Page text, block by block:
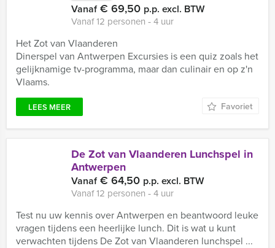
Vanaf€ 69,50 p.p. excl. BTW
Vanaf 12 personen ‐ 4 uur
Het Zot van Vlaanderen
Dinerspel van Antwerpen Excursies is een quiz zoals het
gelijknamige tv-programma, maar dan culinair en op z'n
Vlaams.
LEES MEER Favoriet
De Zot van Vlaanderen Lunchspel in
Antwerpen
Vanaf€ 64,50 p.p. excl. BTW
Vanaf 12 personen ‐ 4 uur
Test nu uw kennis over Antwerpen en beantwoord leuke
vragen tijdens een heerlijke lunch. Dit is wat u kunt
verwachten tijdens De Zot van Vlaanderen lunchspel ...